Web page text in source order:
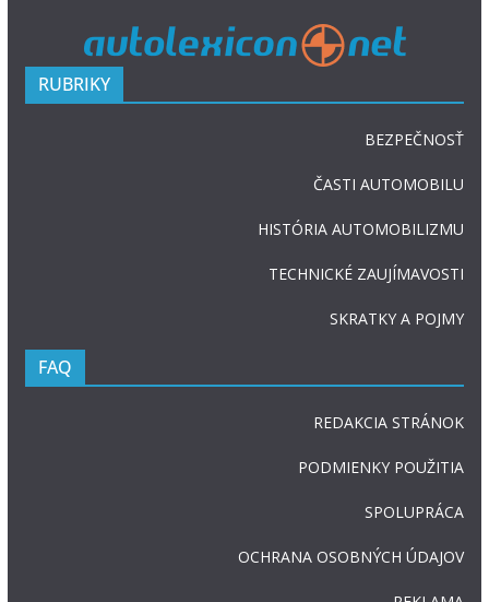
RUBRIKY
BEZPEČNOSŤ
ČASTI AUTOMOBILU
HISTÓRIA AUTOMOBILIZMU
TECHNICKÉ ZAUJÍMAVOSTI
SKRATKY A POJMY
FAQ
REDAKCIA STRÁNOK
PODMIENKY POUŽITIA
SPOLUPRÁCA
OCHRANA OSOBNÝCH ÚDAJOV